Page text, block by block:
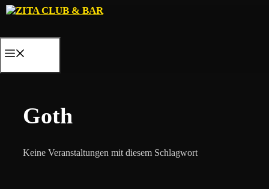
Zum
Goth
Keine Veranstaltungen mit diesem Schlagwort